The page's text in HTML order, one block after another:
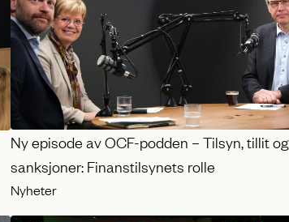
Ny episode av OCF-podden – Tilsyn, tillit og
sanksjoner: Finanstilsynets rolle
Nyheter